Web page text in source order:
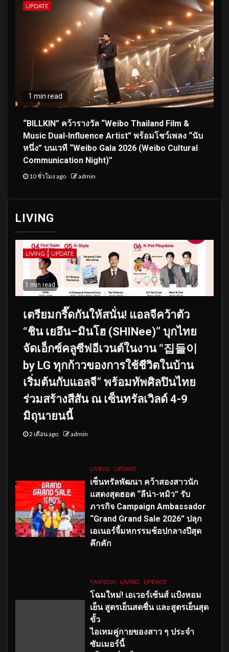
UPDATE
1 min read
“BILLKIN” คว้ารางวัล “Weibo Thailand Film &
Music Dual-Influence Artist” พร้อมโชว์เพลง “นับ
หนึ่ง” บนเวที “Weibo Gala 2026 (Weibo Cultural
Communication Night)”
10 ชั่วโมง ago admin
LIVING
LIVING UPDATE
1 min read
เตรียมกรี๊ดกันให้สนั่น! แอลจีคว้าตัว
“ชิน เยอึน–มินโฮ (SHINee)” บุกไทย
จัดเอ็กซ์คลูซีฟอีเวนต์ในงาน “집들이
by LG ทุกก้าวของการใช้ชีวิตในบ้าน
เริ่มต้นกับแอลจี” พร้อมทัพศิลปินไทย
ร่วมสร้างสีสัน ณ เซ็นทรัลเวิลด์ 4-9
มิถุนายนนี้
2 เดือน ago admin
LIVING UPDATE
เซ็นทรัลพัฒนา คว้าสองสาวนัก
แสดงสุดฮอต “ลีน่า-หมิว” รับ
ภารกิจ Campaign Ambassador
“Grand Grand Sale 2026” ปลุก
เอเนอร์จี้มหกรรมช้อปกลางปีสุด
คึกคัก
FASHION LIVING UPDATE
โฉมใหม่! เอเวอร์เซ้นส์ แป้งหอม
เย็น สูตรเย็นสดชื่น และสูตรเย็นสุด
ขั้ว
ไอเทมคู่กายของสาว ๆ ประจำ
ซัมเมอร์นี้